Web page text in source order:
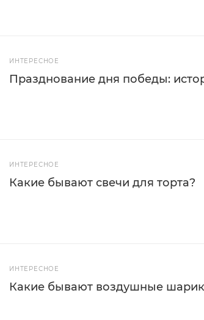
ИНТЕРЕСНОЕ
Празднование дня победы:
ИНТЕРЕСНОЕ
Какие бывают свечи для торта?
ИНТЕРЕСНОЕ
Какие бывают воздушные